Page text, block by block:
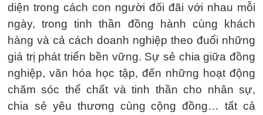
diện trong cách con người đối đãi với nhau mỗi
ngày, trong tinh thần đồng hành cùng khách
hàng và cả cách doanh nghiệp theo đuổi những
giá trị phát triển bền vững. Sự sẻ chia giữa đồng
nghiệp, văn hóa học tập, đến những hoạt động
chăm sóc thể chất và tinh thần cho nhân sự,
chia sẻ yêu thương cùng cộng đồng… tất cả